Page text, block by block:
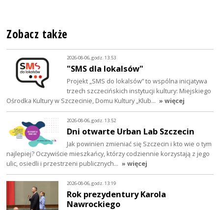
Zobacz także
2026-08-06, godz. 13:53
"SMS dla lokalsów"
Projekt „SMS do lokalsów” to wspólna inicjatywa
trzech szczecińskich instytucji kultury: Miejskiego
Ośrodka Kultury w Szczecinie, Domu Kultury „Klub… » więcej
2026-08-06, godz. 13:52
Dni otwarte Urban Lab Szczecin
Jak powinien zmieniać się Szczecin i kto wie o tym
najlepiej? Oczywiście mieszkańcy, którzy codziennie korzystają z jego
ulic, osiedli i przestrzeni publicznych… » więcej
2026-08-06, godz. 13:19
Rok prezydentury Karola
Nawrockiego